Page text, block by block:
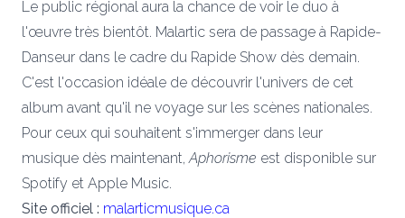
Le public régional aura la chance de voir le duo à
l'œuvre très bientôt. Malartic sera de passage à Rapide-
Danseur dans le cadre du Rapide Show dès demain.
C'est l'occasion idéale de découvrir l'univers de cet
album avant qu'il ne voyage sur les scènes nationales.
Pour ceux qui souhaitent s'immerger dans leur
musique dès maintenant, Aphorisme est disponible sur
Spotify et Apple Music.
Site officiel : malarticmusique.ca